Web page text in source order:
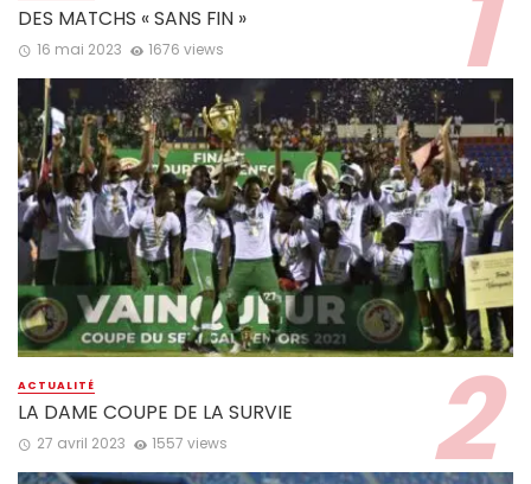
DES MATCHS « SANS FIN »
16 mai 2023 1676 views
ACTUALITÉ
LA DAME COUPE DE LA SURVIE
27 avril 2023 1557 views